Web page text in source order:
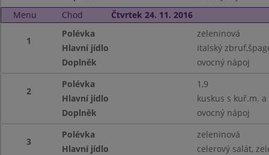
Menu
Chod Čtvrtek 24. 11. 2016
1
Polévka
zeleninová
Hlavní jídlo
italský
Doplněk
ovocný nápoj
2
Polévka
1,9
Hlavní jídlo
kuskus s kuř.m.
Doplněk
ovocný nápoj
3
Polévka
zeleninová
Hlavní jídlo
celerový salát,